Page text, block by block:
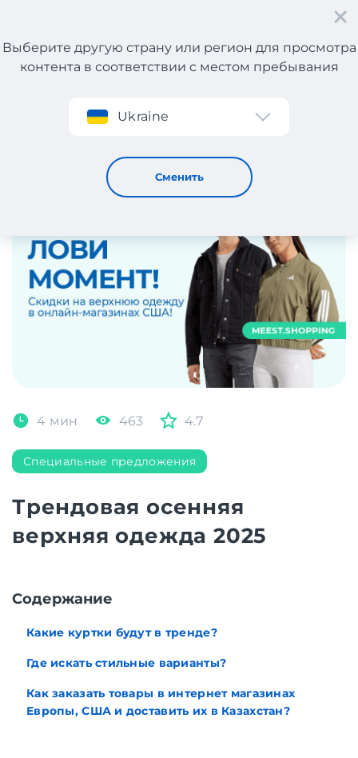
Регистрация
Выберите другую страну или регион для просмотра
контента в соответствии с местом пребывания
Ukraine
Сменить
Трендовая осенняя верхняя одежда 2025
4 мин 463 4.7
Специальные предложения
Трендовая осенняя
верхняя одежда 2025
Содержание
Какие куртки будут в тренде?
Где искать стильные варианты?
Как заказать товары в интернет магазинах
Европы, США и доставить их в Казахстан?